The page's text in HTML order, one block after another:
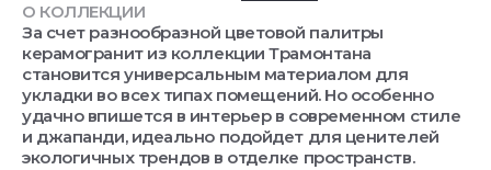
О КОЛЛЕКЦИИ
За счет разнообразной цветовой палитры
керамогранит из коллекции Трамонтана
становится универсальным материалом для
укладки во всех типах помещений. Но особенно
удачно впишется в интерьер в современном стиле
и джапанди, идеально подойдет для ценителей
экологичных трендов в отделке пространств.